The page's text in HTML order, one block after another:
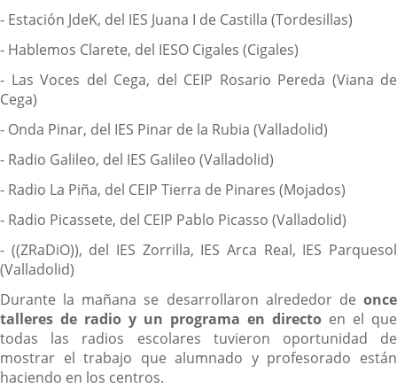
- Estación JdeK, del IES Juana I de Castilla (Tordesillas)
- Hablemos Clarete, del IESO Cigales (Cigales)
- Las Voces del Cega, del CEIP Rosario Pereda (Viana de
Cega)
- Onda Pinar, del IES Pinar de la Rubia (Valladolid)
- Radio Galileo, del IES Galileo (Valladolid)
- Radio La Piña, del CEIP Tierra de Pinares (Mojados)
- Radio Picassete, del CEIP Pablo Picasso (Valladolid)
- ((ZRaDiO)), del IES Zorrilla, IES Arca Real, IES Parquesol
(Valladolid)
Durante la mañana se desarrollaron alrededor de once
talleres de radio y un programa en directo en el que
todas las radios escolares tuvieron oportunidad de
mostrar el trabajo que alumnado y profesorado están
haciendo en los centros.